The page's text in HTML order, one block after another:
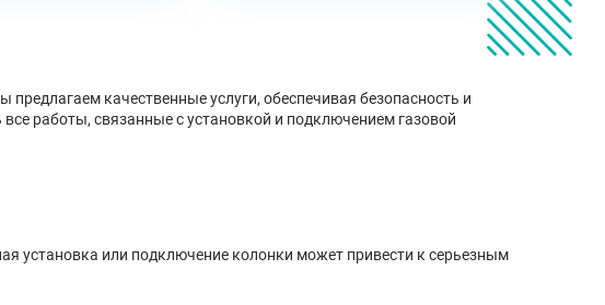
качественные услуги, обеспечивая безопасность и
работы, связанные с установкой и подключением газовой
установка или подключение колонки может привести к серьезным